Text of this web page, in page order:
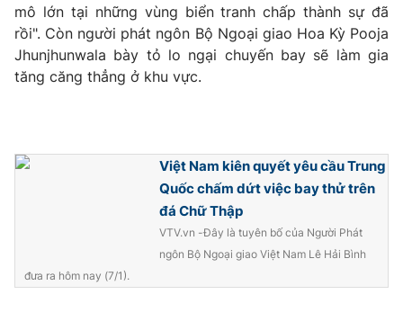
® Cấm sao chép dưới mọi hình thức nếu không có sự chấp
thuận bằng văn bản. Ghi rõ nguồn VTV.vn khi phát hành lại
thông tin từ website này.
mô lớn tại những vùng biển tranh chấp thành sự đã
rồi". Còn người phát ngôn Bộ Ngoại giao Hoa Kỳ Pooja
Jhunjhunwala bày tỏ lo ngại chuyến bay sẽ làm gia
tăng căng thẳng ở khu vực.
Việt Nam kiên quyết yêu cầu Trung
Quốc chấm dứt việc bay thử trên
đá Chữ Thập
VTV.vn -Đây là tuyên bố của Người Phát
ngôn Bộ Ngoại giao Việt Nam Lê Hải Bình
đưa ra hôm nay (7/1).